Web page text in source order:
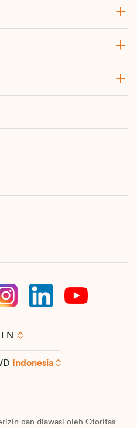
EN
Indonesia
dan diawasi oleh Otoritas